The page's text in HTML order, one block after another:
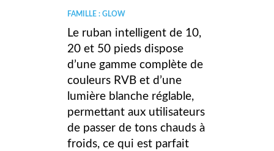
FAMILLE : GLOW
Le ruban intelligent de 10,
20 et 50 pieds dispose
d’une gamme complète de
couleurs RVB et d’une
lumière blanche réglable,
permettant aux utilisateurs
de passer de tons chauds à
froids, ce qui est parfait